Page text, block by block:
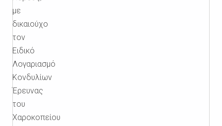
με
δικαιούχο
τον
Ειδικό
Λογαριασμό
Κονδυλίων
Έρευνας
του
Χαροκοπείου